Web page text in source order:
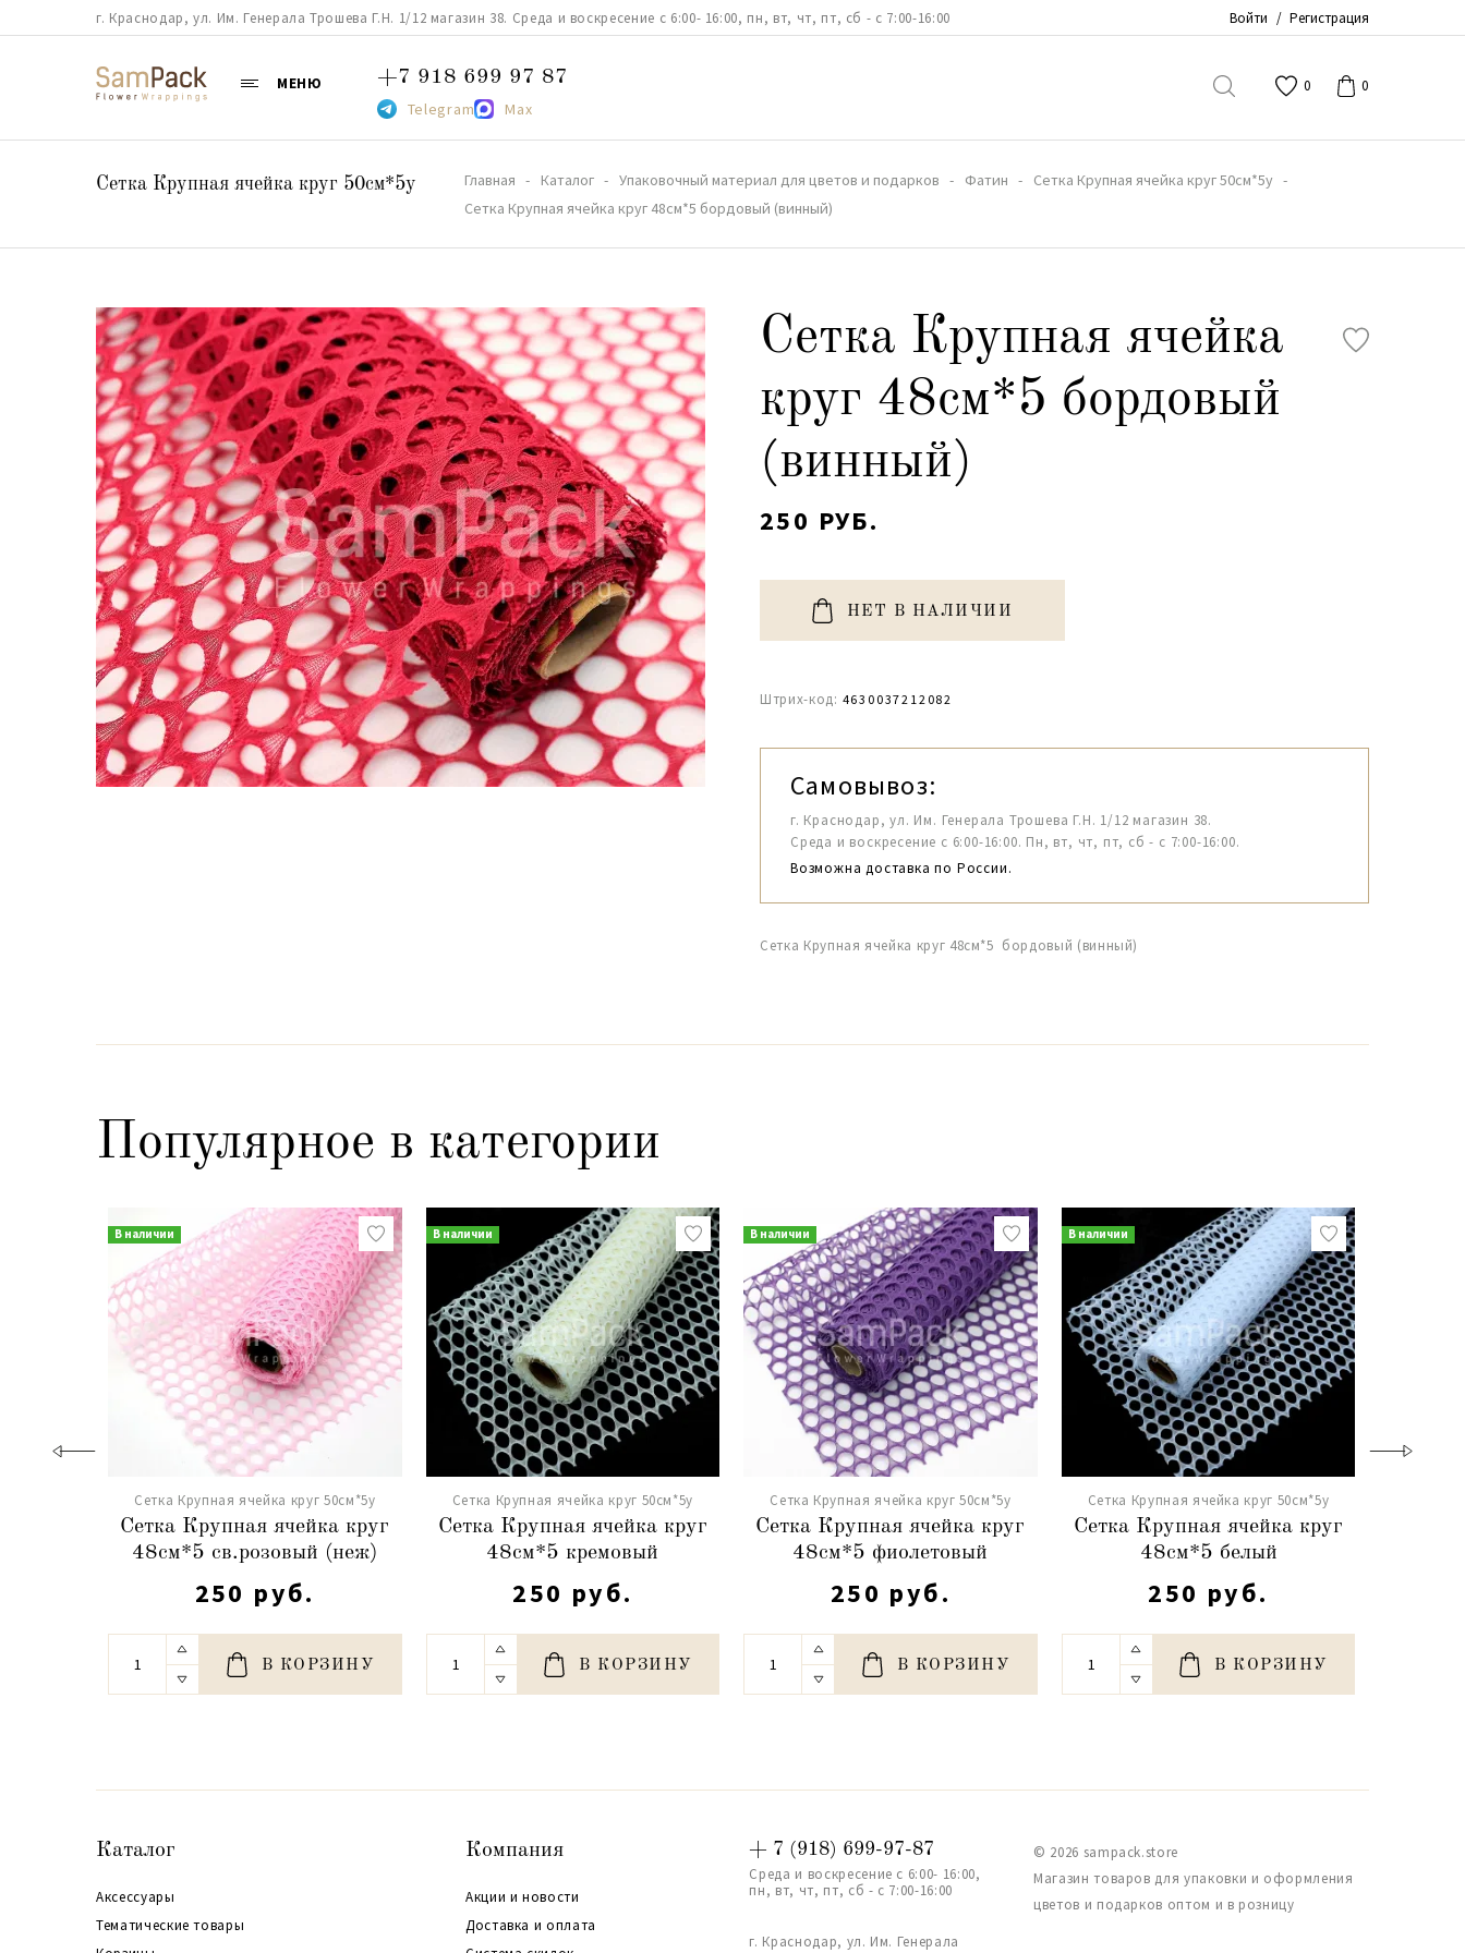
г. Краснодар, ул. Им. Генерала Трошева Г.Н. 1/12 магазин 38. Среда и воскресение с 6:00- 16:00, пн, вт, чт, пт, сб - с 7:00-16:00 Войти / Регистрация
МЕНЮ +7 918 699 97 87
Telegram Max
0 0
Сетка Крупная ячейка круг 50см*5y Главная Каталог Упаковочный материал для цветов и подарков Фатин
Сетка Крупная ячейка круг 50см*5y
Сетка Крупная ячейка круг 48см*5 бордовый (винный)
Сетка Крупная ячейка
круг 48см*5 бордовый
(винный)
250 РУБ.
НЕТ В НАЛИЧИИ
Штрих-код: 4630037212082
Самовывоз:
г. Краснодар, ул. Им. Генерала Трошева Г.Н. 1/12 магазин 38.
Среда и воскресение с 6:00-16:00. Пн, вт, чт, пт, сб - с 7:00-16:00.
Возможна доставка по России.
Сетка Крупная ячейка круг 48см*5 бордовый (винный)
Популярное в категории
В наличии
Сетка Крупная ячейка круг 50см*5y
Сетка Крупная ячейка круг
48см*5 св.розовый (неж)
250 руб.
В КОРЗИНУ
В наличии
Сетка Крупная ячейка круг 50см*5y
Сетка Крупная ячейка круг
48см*5 кремовый
250 руб.
В КОРЗИНУ
В наличии
Сетка Крупная ячейка круг 50см*5y
Сетка Крупная ячейка круг
48см*5 фиолетовый
250 руб.
В КОРЗИНУ
В наличии
Сетка Крупная ячейка круг 50см*5y
Сетка Крупная ячейка круг
48см*5 белый
250 руб.
В КОРЗИНУ
Каталог
Аксессуары
Тематические товары
Компания
Акции и новости
Доставка и оплата
+ 7 (918) 699-97-87
Среда и воскресение с 6:00- 16:00,
пн, вт, чт, пт, сб - с 7:00-16:00
г. Краснодар, ул. Им. Генерала
© 2026 sampack.store
Магазин товаров для упаковки и оформления
цветов и подарков оптом и в розницу